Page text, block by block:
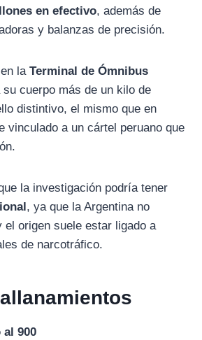
en efectivo, además de
y balanzas de precisión.
la Terminal de Ómnibus
su cuerpo más de un kilo de
distintivo, el mismo que en
vinculado a un cártel peruano que
la investigación podría tener
, ya que la Argentina no
el origen suele estar ligado a
de narcotráfico.
al 900